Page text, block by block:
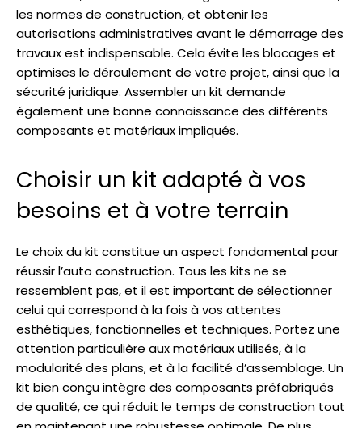
les normes de construction, et obtenir les
autorisations administratives avant le démarrage des
travaux est indispensable. Cela évite les blocages et
optimises le déroulement de votre projet, ainsi que la
sécurité juridique. Assembler un kit demande
également une bonne connaissance des différents
composants et matériaux impliqués.
Choisir un kit adapté à vos
besoins et à votre terrain
Le choix du kit constitue un aspect fondamental pour
réussir l’auto construction. Tous les kits ne se
ressemblent pas, et il est important de sélectionner
celui qui correspond à la fois à vos attentes
esthétiques, fonctionnelles et techniques. Portez une
attention particulière aux matériaux utilisés, à la
modularité des plans, et à la facilité d’assemblage. Un
kit bien conçu intègre des composants préfabriqués
de qualité, ce qui réduit le temps de construction tout